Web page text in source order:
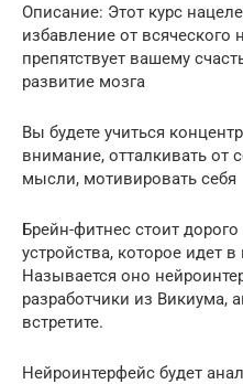
Описание: Этот курс
избавление от всяческого
препятствует вашему
развитие мозга
Вы будете учиться
внимание, отталкивать от
мысли, мотивировать себя
Брейн-фитнес стоит
устройства, которое идет
Называется оно
разработчики из Викиума,
встретите.
Нейроинтерфейс будет